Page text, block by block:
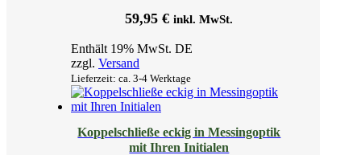
59,95€ inkl. MwSt.
Enthält 19% MwSt. DE
zzgl. Versand
Lieferzeit: ca. 3-4 Werktage
Koppelschließe eckig in Messingoptik
mit Ihren Initialen